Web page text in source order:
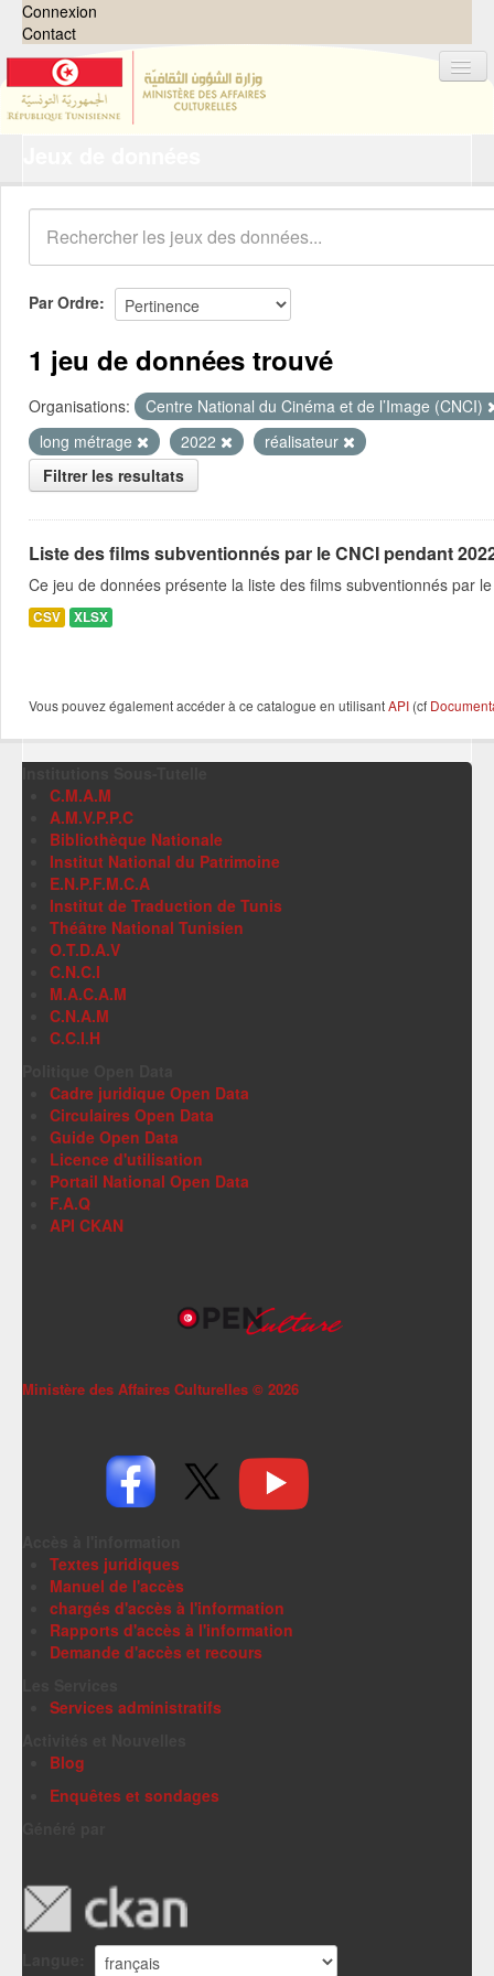
Connexion
Contact
Organisations
Groupes
Demandes 0
À propos
Par Ordre
1 jeu de données trouvé
Organisations:
Centre National du Cinéma et de l’Image (CNCI)
long métrage
2022
réalisateur
Filtrer les resultats
Liste des films subventionnés par le CNCI pendant
Ce jeu de données présente la liste des films subventionnés par
CSV XLSX
Vous pouvez également accéder à ce catalogue en utilisantAPI (cf
C.M.A.M
A.M.V.P.P.C
Bibliothèque Nationale
Institut National du Patrimoine
E.N.P.F.M.C.A
Institut de Traduction de Tunis
Théâtre National Tunisien
O.T.D.A.V
C.N.C.I
M.A.C.A.M
C.N.A.M
C.C.I.H
Cadre juridique Open Data
Circulaires Open Data
Guide Open Data
Licence d'utilisation
Portail National Open Data
F.A.Q
API CKAN
Ministère des Affaires Culturelles © 2026
Textes juridiques
Manuel de l'accès
chargés d'accès à l'information
Rapports d'accès à l'information
Demande d'accès et recours
Services administratifs
Blog
Enquêtes et sondages